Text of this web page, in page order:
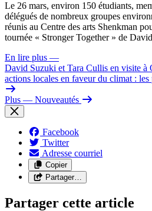
Le 26 mars, environ 150 étudiants,
délégués de nombreux groupes
réunis au Centre des arts Shenkman
tournée « Stronger Together » de
En lire plus —
David Suzuki et Tara Cullis en visite à
actions locales en faveur du climat : les
Plus — Nouveautés
Facebook
Twitter
Adresse courriel
Copier
Partager…
Partager cette article